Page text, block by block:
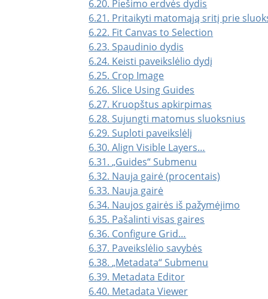
6.20. Piešimo erdvės dydis
6.21. Pritaikyti matomąją sritį prie
6.22. Fit Canvas to Selection
6.23. Spaudinio dydis
6.24. Keisti paveikslėlio dydį
6.25. Crop Image
6.26. Slice Using Guides
6.27. Kruopštus apkirpimas
6.28. Sujungti matomus sluoksnius
6.29. Suploti paveikslėlį
6.30. Align Visible Layers…
6.31.„Guides“Submenu
6.32. Nauja gairė (procentais)
6.33. Nauja gairė
6.34. Naujos gairės iš pažymėjimo
6.35. Pašalinti visas gaires
6.36. Configure Grid…
6.37. Paveikslėlio savybės
6.38.„Metadata“Submenu
6.39. Metadata Editor
6.40. Metadata Viewer